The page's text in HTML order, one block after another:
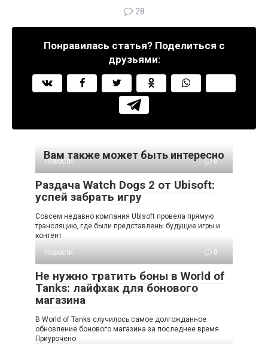
28
Понравилась статья? Поделиться с
друзьями:
Вам также может быть интересно
Новости 0
Раздача Watch Dogs 2 от Ubisoft:
успей забрать игру
Совсем недавно компания Ubisoft провела прямую
трансляцию, где были представлены будущие игры и
контент
Новости
0
Не нужно тратить боны в World of
Tanks: лайфхак для бонового
магазина
В World of Tanks случилось самое долгожданное
обновление бонового магазина за последнее время.
Приурочено